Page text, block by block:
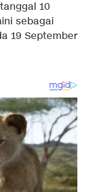
10
sebagai
19 September